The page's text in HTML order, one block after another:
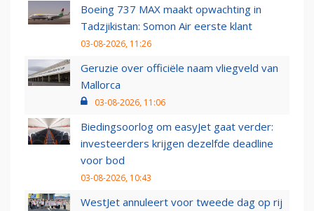
Boeing 737 MAX maakt opwachting in
Tadzjikistan: Somon Air eerste klant
03-08-2026, 11:26
Geruzie over officiële naam vliegveld van
Mallorca
03-08-2026, 11:06
Biedingsoorlog om easyJet gaat verder:
investeerders krijgen dezelfde deadline
voor bod
03-08-2026, 10:43
WestJet annuleert voor tweede dag op rij